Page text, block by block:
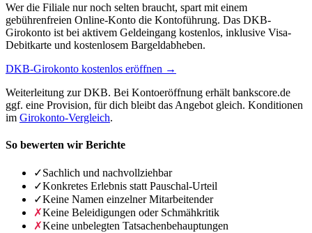
Wer die Filiale nur noch selten braucht, spart mit einem
gebührenfreien Online-Konto die Kontoführung. Das DKB-
Girokonto ist bei aktivem Geldeingang kostenlos, inklusive Visa-
Debitkarte und kostenlosem Bargeldabheben.
DKB-Girokonto kostenlos eröffnen →
Weiterleitung zur DKB. Bei Kontoeröffnung erhält bankscore.de
ggf. eine Provision, für dich bleibt das Angebot gleich. Konditionen
im Girokonto-Vergleich.
So bewerten wir Berichte
✓Sachlich und nachvollziehbar
✓Konkretes Erlebnis statt Pauschal-Urteil
✓Keine Namen einzelner Mitarbeitender
✗Keine Beleidigungen oder Schmähkritik
✗Keine unbelegten Tatsachenbehauptungen